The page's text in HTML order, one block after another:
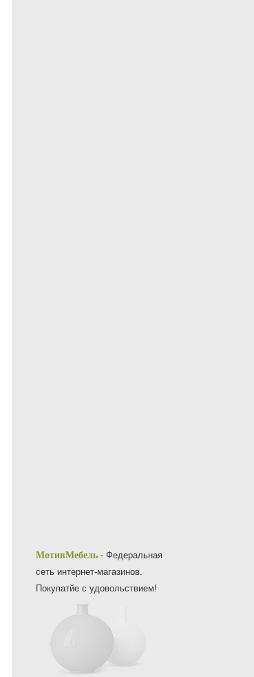
МотивМебель - Федеральная
сеть интернет-магазинов.
Покупатйе с удовольствием!